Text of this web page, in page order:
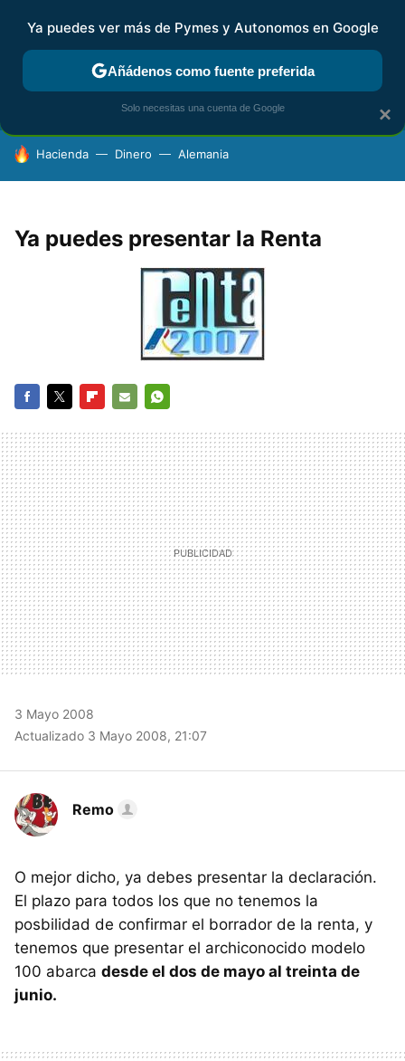
FISCALIDAD Y CONTABILIDAD KIT DIGITAL RENTA
HOY SE HABLA DE
Hacienda Dinero Alemania
Ya puedes presentar la Renta
MAIL
3 Mayo 2008
Actualizado 3 Mayo 2008, 21:07
Remo
O mejor dicho, ya debes presentar la declaración.
El plazo para todos los que no tenemos la
posbilidad de confirmar el borrador de la renta, y
tenemos que presentar el archiconocido modelo
100 abarca desde el dos de mayo al treinta de
junio.
×
Ya puedes ver más de Pymes y Autonomos en Google
Añádenos como fuente preferida
Solo necesitas una cuenta de Google